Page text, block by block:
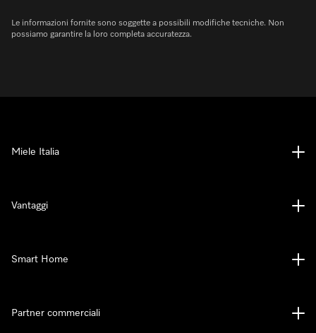
Le informazioni fornite sono soggette a possibili modifiche tecniche. Non
possiamo garantire la loro completa accuratezza.
Miele Italia
Vantaggi
Smart Home
Partner commerciali